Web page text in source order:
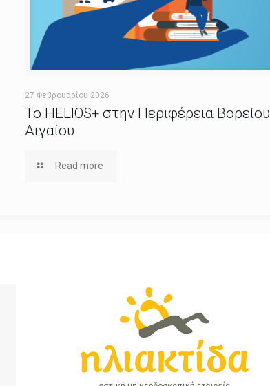
27 Φεβρουαρίου 2026
Το HELIOS+ στην Περιφέρεια Βορείου
Αιγαίου
Read more